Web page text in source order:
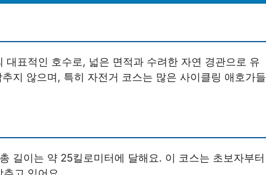
대표적인 호수로, 넓은 면적과 수려한 자연 경관으로 유
지 않으며, 특히 자전거 코스는 많은 사이클링 애호가들
길이는 약 25킬로미터에 달해요. 이 코스는 초보자부터